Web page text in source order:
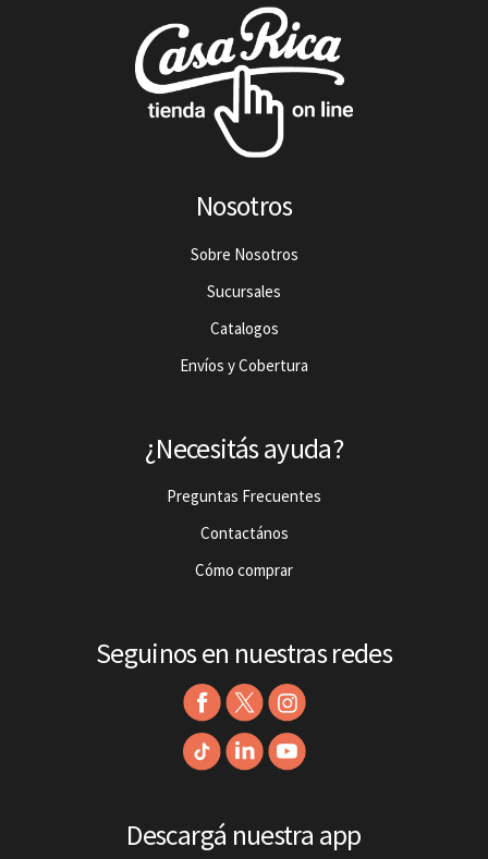
Nosotros
Sobre Nosotros
Sucursales
Catalogos
Envíos y Cobertura
¿Necesitás ayuda?
Preguntas Frecuentes
Contactános
Cómo comprar
Seguinos en nuestras redes
Descargá nuestra app